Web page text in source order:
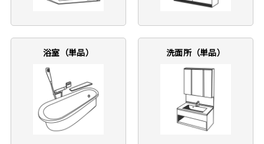
浴室（単品） 洗面所（単品）